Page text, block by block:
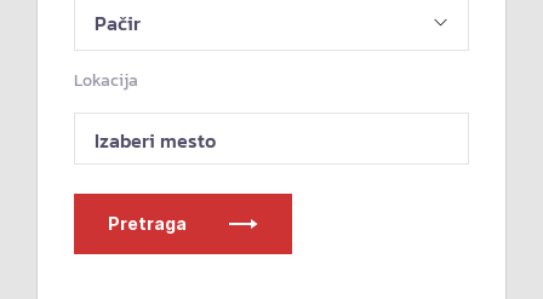
Lokacija
Izaberi mesto
Pretraga